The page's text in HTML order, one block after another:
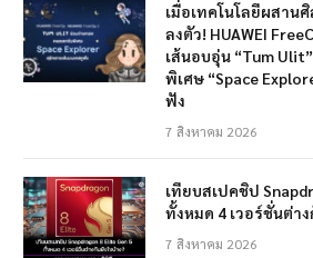
เมื่อเทคโนโลยีผสาน
ลงตัว! HUAWEI
เส้นอบอุ่น “Tum
พิเศษ “Space
ฟัง
7 สิงหาคม 2026
เทียบสเปคชิป
ทั้งหมด 4 เวอร์ชั่นต่าง
7 สิงหาคม 2026